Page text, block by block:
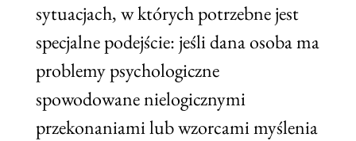
sytuacjach, w których potrzebne jest
specjalne podejście: jeśli dana osoba ma
problemy psychologiczne
spowodowane nielogicznymi
przekonaniami lub wzorcami myślenia